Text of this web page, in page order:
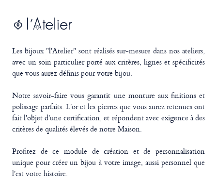
Les bijoux "l'Atelier" sont réalisés sur-mesure dans nos ateliers,
avec un soin particulier porté aux critères, lignes et spécificités
que vous aurez définis pour votre bijou.
Notre savoir-faire vous garantit une monture aux finitions et
polissage parfaits. L'or et les pierres que vous aurez retenues ont
fait l'objet d'une certification, et répondent avec exigence à des
critères de qualités élevés de notre Maison.
Profitez de ce module de création et de personnalisation
unique pour créer un bijou à votre image, aussi personnel que
l'est votre histoire.